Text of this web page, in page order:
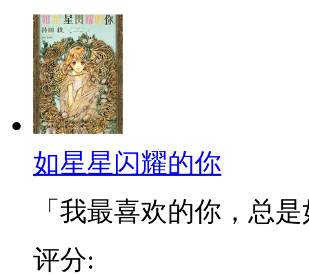
如星星闪耀的你
「我最喜欢的你，总
评分: